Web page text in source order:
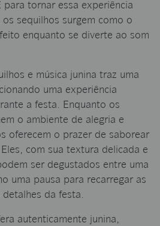
para tornar essa experiência
sequilhos surgem como o
enquanto se diverte ao som
e música junina traz uma
uma experiência
a festa. Enquanto os
o ambiente de alegria e
oferecem o prazer de saborear
com sua textura delicada e
ser degustados entre uma
uma pausa para recarregar as
detalhes da festa.
autenticamente junina,